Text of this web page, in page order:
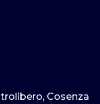
Cosenza